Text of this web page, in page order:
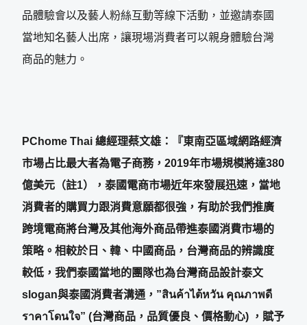
品體驗會以及藝人粉絲互動等線下活動，並邀請泰國
當地知名藝人出席，讓現場消費者可以親身體驗台灣
商品的魅力。
PChome Thai 總經理蔡文雄：『東南亞區域網路經濟
市場占比最大者為電子商務，2019年市場規模將達380
億美元（註1），泰國電商市場近年來發展迅速，當地
消費者的購買力跟消費意願都很強，有助於我們推廣
跨境電商將台灣及其他海外商品帶進泰國消費市場的
策略。相較於日、韓、中國商品，台灣商品的辨識度
較低，我們泰國當地的團隊也為台灣商品設計泰文
slogan與泰國消費者溝通，”สินค้าไต้หวัน คุณภาพดี
ราคาโดนใจ” (台灣商品，品質優良、價格動心) ，賦予